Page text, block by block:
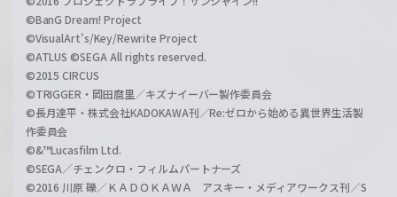
©BanG Dream! Project
©VisualArt's/Key/Rewrite Project
©ATLUS ©SEGA All rights reserved.
©2015 CIRCUS
©TRIGGER・岡田麿里／キズナイーバー製作委員会
©長月達平・株式会社KADOKAWA刊／Re:ゼロから始める異世界生活製
作委員会
©&™Lucasfilm Ltd.
©SEGA／チェンクロ・フィルムパートナーズ
©2016 川原 礫／ＫＡＤＯＫＡＷＡ アスキー・メディアワークス刊／S